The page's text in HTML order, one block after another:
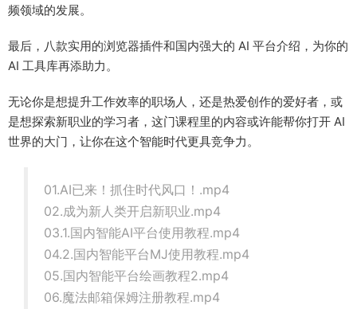
频领域的发展。
最后，八款实用的浏览器插件和国内强大的 AI 平台介绍，为你的
AI 工具库再添助力。
无论你是想提升工作效率的职场人，还是热爱创作的爱好者，或
是想探索新职业的学习者，这门课程里的内容或许能帮你打开 AI
世界的大门，让你在这个智能时代更具竞争力。
01.AI已来！抓住时代风口！.mp4
02.成为新人类开启新职业.mp4
03.1.国内智能AI平台使用教程.mp4
04.2.国内智能平台MJ使用教程.mp4
05.国内智能平台绘画教程2.mp4
06.魔法邮箱保姆注册教程.mp4